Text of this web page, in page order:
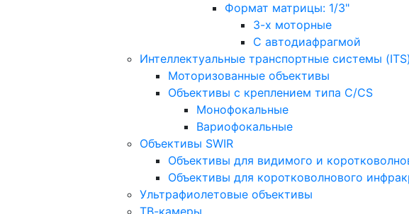
Формат матрицы: 1/3"
3-х моторные
С автодиафрагмой
Интеллектуальные транспортные системы (ITS)
Моторизованные объективы
Объективы с креплением типа C/CS
Монофокальные
Вариофокальные
Объективы SWIR
Объективы для видимого и
Объективы для коротковолнового
Ультрафиолетовые объективы
ТВ-камеры